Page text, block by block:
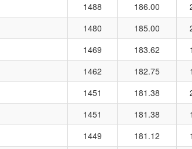
1488 186.00
1480 185.00
1469 183.62
1462 182.75
1451 181.38
1451 181.38
1449 181.12